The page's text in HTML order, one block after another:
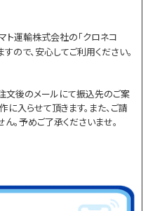
ト運輸株式会社の「クロネコ
ので、安心してご利用ください。
文後のメールにて振込先のご案
入らせて頂きます。また、ご請
。予めご了承くださいませ。